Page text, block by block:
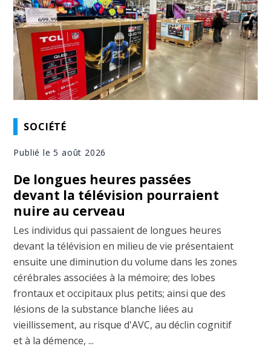
SOCIÉTÉ
Publié le 5 août 2026
De longues heures passées
devant la télévision pourraient
nuire au cerveau
Les individus qui passaient de longues heures
devant la télévision en milieu de vie présentaient
ensuite une diminution du volume dans les zones
cérébrales associées à la mémoire; des lobes
frontaux et occipitaux plus petits; ainsi que des
lésions de la substance blanche liées au
vieillissement, au risque d'AVC, au déclin cognitif
et à la démence, ...